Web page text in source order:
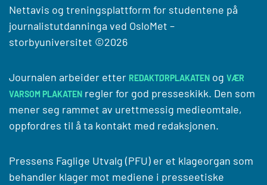
Nettavis og treningsplattform for studentene på
journalistutdanninga ved OsloMet –
storbyuniversitet ©2026
Journalen arbeider etter REDAKTØRPLAKATEN og VÆR
VARSOM PLAKATEN regler for god presseskikk. Den som
mener seg rammet av urettmessig medieomtale,
oppfordres til å ta kontakt med redaksjonen.
Pressens Faglige Utvalg (PFU) er et klageorgan som
behandler klager mot mediene i presseetiske